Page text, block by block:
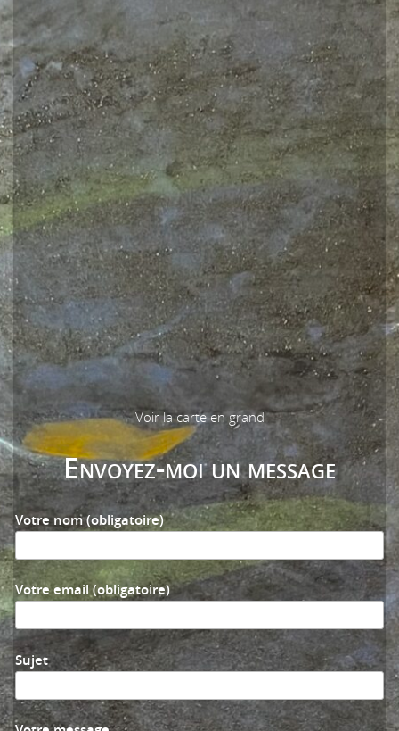
Voir la carte en grand
Envoyez-moi un message
Votre nom (obligatoire)
Votre email (obligatoire)
Sujet